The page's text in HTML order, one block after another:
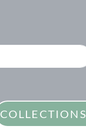
COLLECTIONS